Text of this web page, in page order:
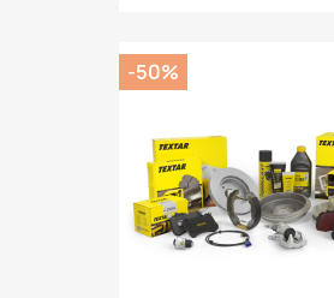
-50%